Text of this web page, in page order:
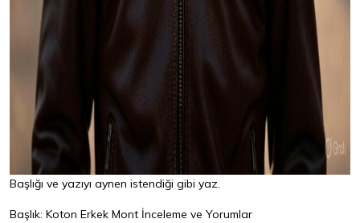
Başlığı ve yazıyı aynen istendiği gibi yaz.
Başlık: Koton Erkek Mont İnceleme ve Yorumlar